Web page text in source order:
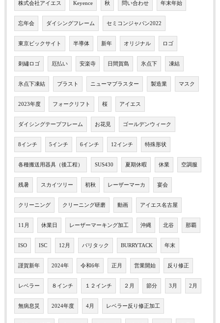
株式会社アイエス Keyence 秋 問い合わせ 年末年始
忘年会 ダイシングフレーム セミコンジャパン2022
東京ビックサイト 半導体 新年 オリジナル ロゴ
刺繡ロゴ 厄払い 安楽寺 日間賀島 氷点下 凍結
氷点下凍結 ブラスト ニューマブラスター 製造業 マスク
2023年度 フォークリフト 桜 アイエス
ダイシングテープフレーム お花見 ゴールデンウィーク
8インチ 5インチ 6インチ 12インチ 特殊形状
各種搬送用器具（後工程） SUS430 夏期休暇 休業 空調服
残暑 スカイツリー 初秋 レーザーマーカ 宴会
クリーニング クリーニング研磨 動画 アイエス名古屋
11月 休業日 レーザーマーキング加工 沖縄 北谷 那覇
ISO ISC 12月 バリタック BURRYTACK 年末
謹賀新年 2024年 令和6年 正月 営業開始 反り修正
レベラー ８インチ １２インチ ２月 節分 3月 2月
無病息災 2024年度 4月 レベラー反り修正加工